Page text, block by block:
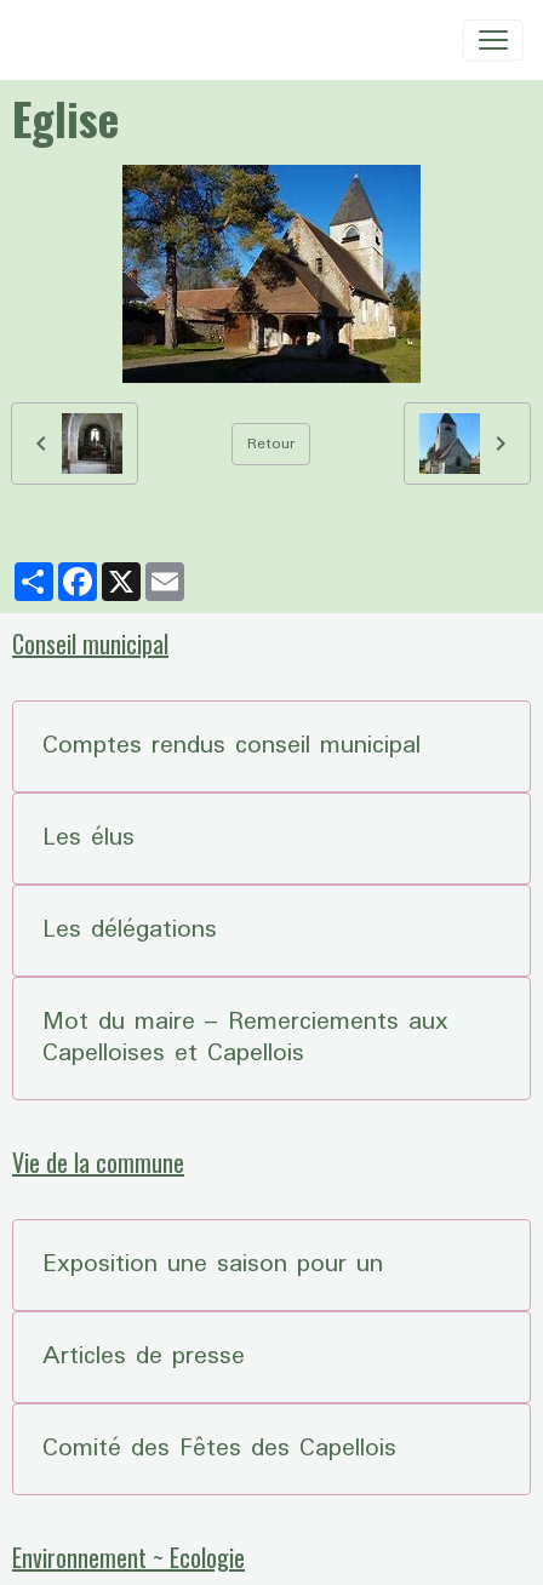
Eglise
Retour
PartagerFacebook
X
Conseil municipal
Comptes rendus conseil municipal
Les élus
Les délégations
Mot du maire – Remerciements aux
Capelloises et Capellois
Vie de la commune
Exposition une saison pour un
Articles de presse
Comité des Fêtes des Capellois
Environnement ~ Ecologie